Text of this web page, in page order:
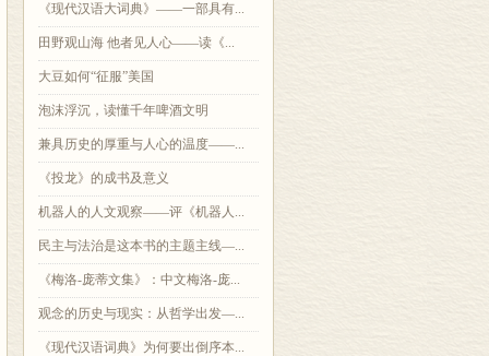
《现代汉语大词典》——一部具有...
田野观山海 他者见人心——读《...
大豆如何“征服”美国
泡沫浮沉，读懂千年啤酒文明
兼具历史的厚重与人心的温度——...
《投龙》的成书及意义
机器人的人文观察——评《机器人...
民主与法治是这本书的主题主线—...
《梅洛-庞蒂文集》：中文梅洛-庞...
观念的历史与现实：从哲学出发—...
《现代汉语词典》为何要出倒序本...